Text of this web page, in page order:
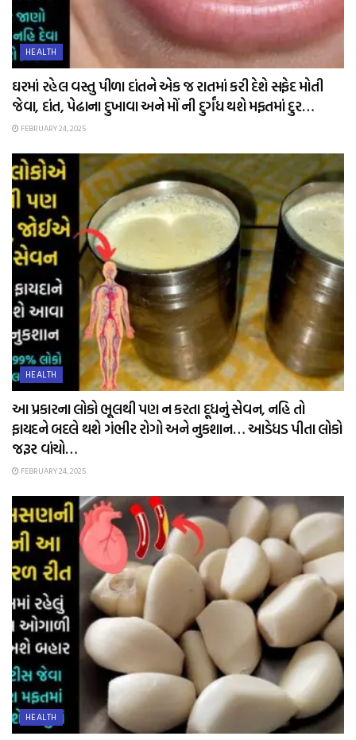
HEALTH
ઘરમાં રહેલ વસ્તુ પીળા દાંતને એક જ રાતમાં કરી દેશે સફેદ મોતી
જેવા, દાંત, પેઢાના દુખાવા અને મોં ની દુર્ગંધ થશે મફતમાં દુર…
FEBRUARY 24, 2025
HEALTH
આ પ્રકારના લોકો ભૂલથી પણ ન કરતા દૂધનું સેવન, નહિ તો
ફાયદને બદલે થશે ગંભીર રોગો અને નુકશાન… આડેધડ પીતા લોકો
જરૂર વાંચો…
FEBRUARY 24, 2025
HEALTH